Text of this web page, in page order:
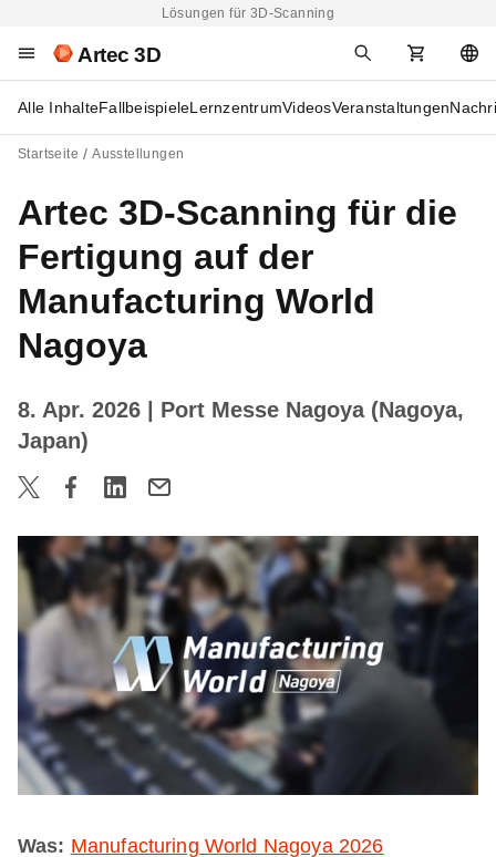
Lösungen für 3D-Scanning
Artec 3D
Alle InhalteFallbeispieleLernzentrumVideosVeranstaltungen
Startseite Ausstellungen
Artec 3D-Scanning für die
Fertigung auf der
Manufacturing World
Nagoya
8. Apr. 2026
| Port Messe Nagoya (Nagoya,
Japan)
Was: Manufacturing World Nagoya 2026